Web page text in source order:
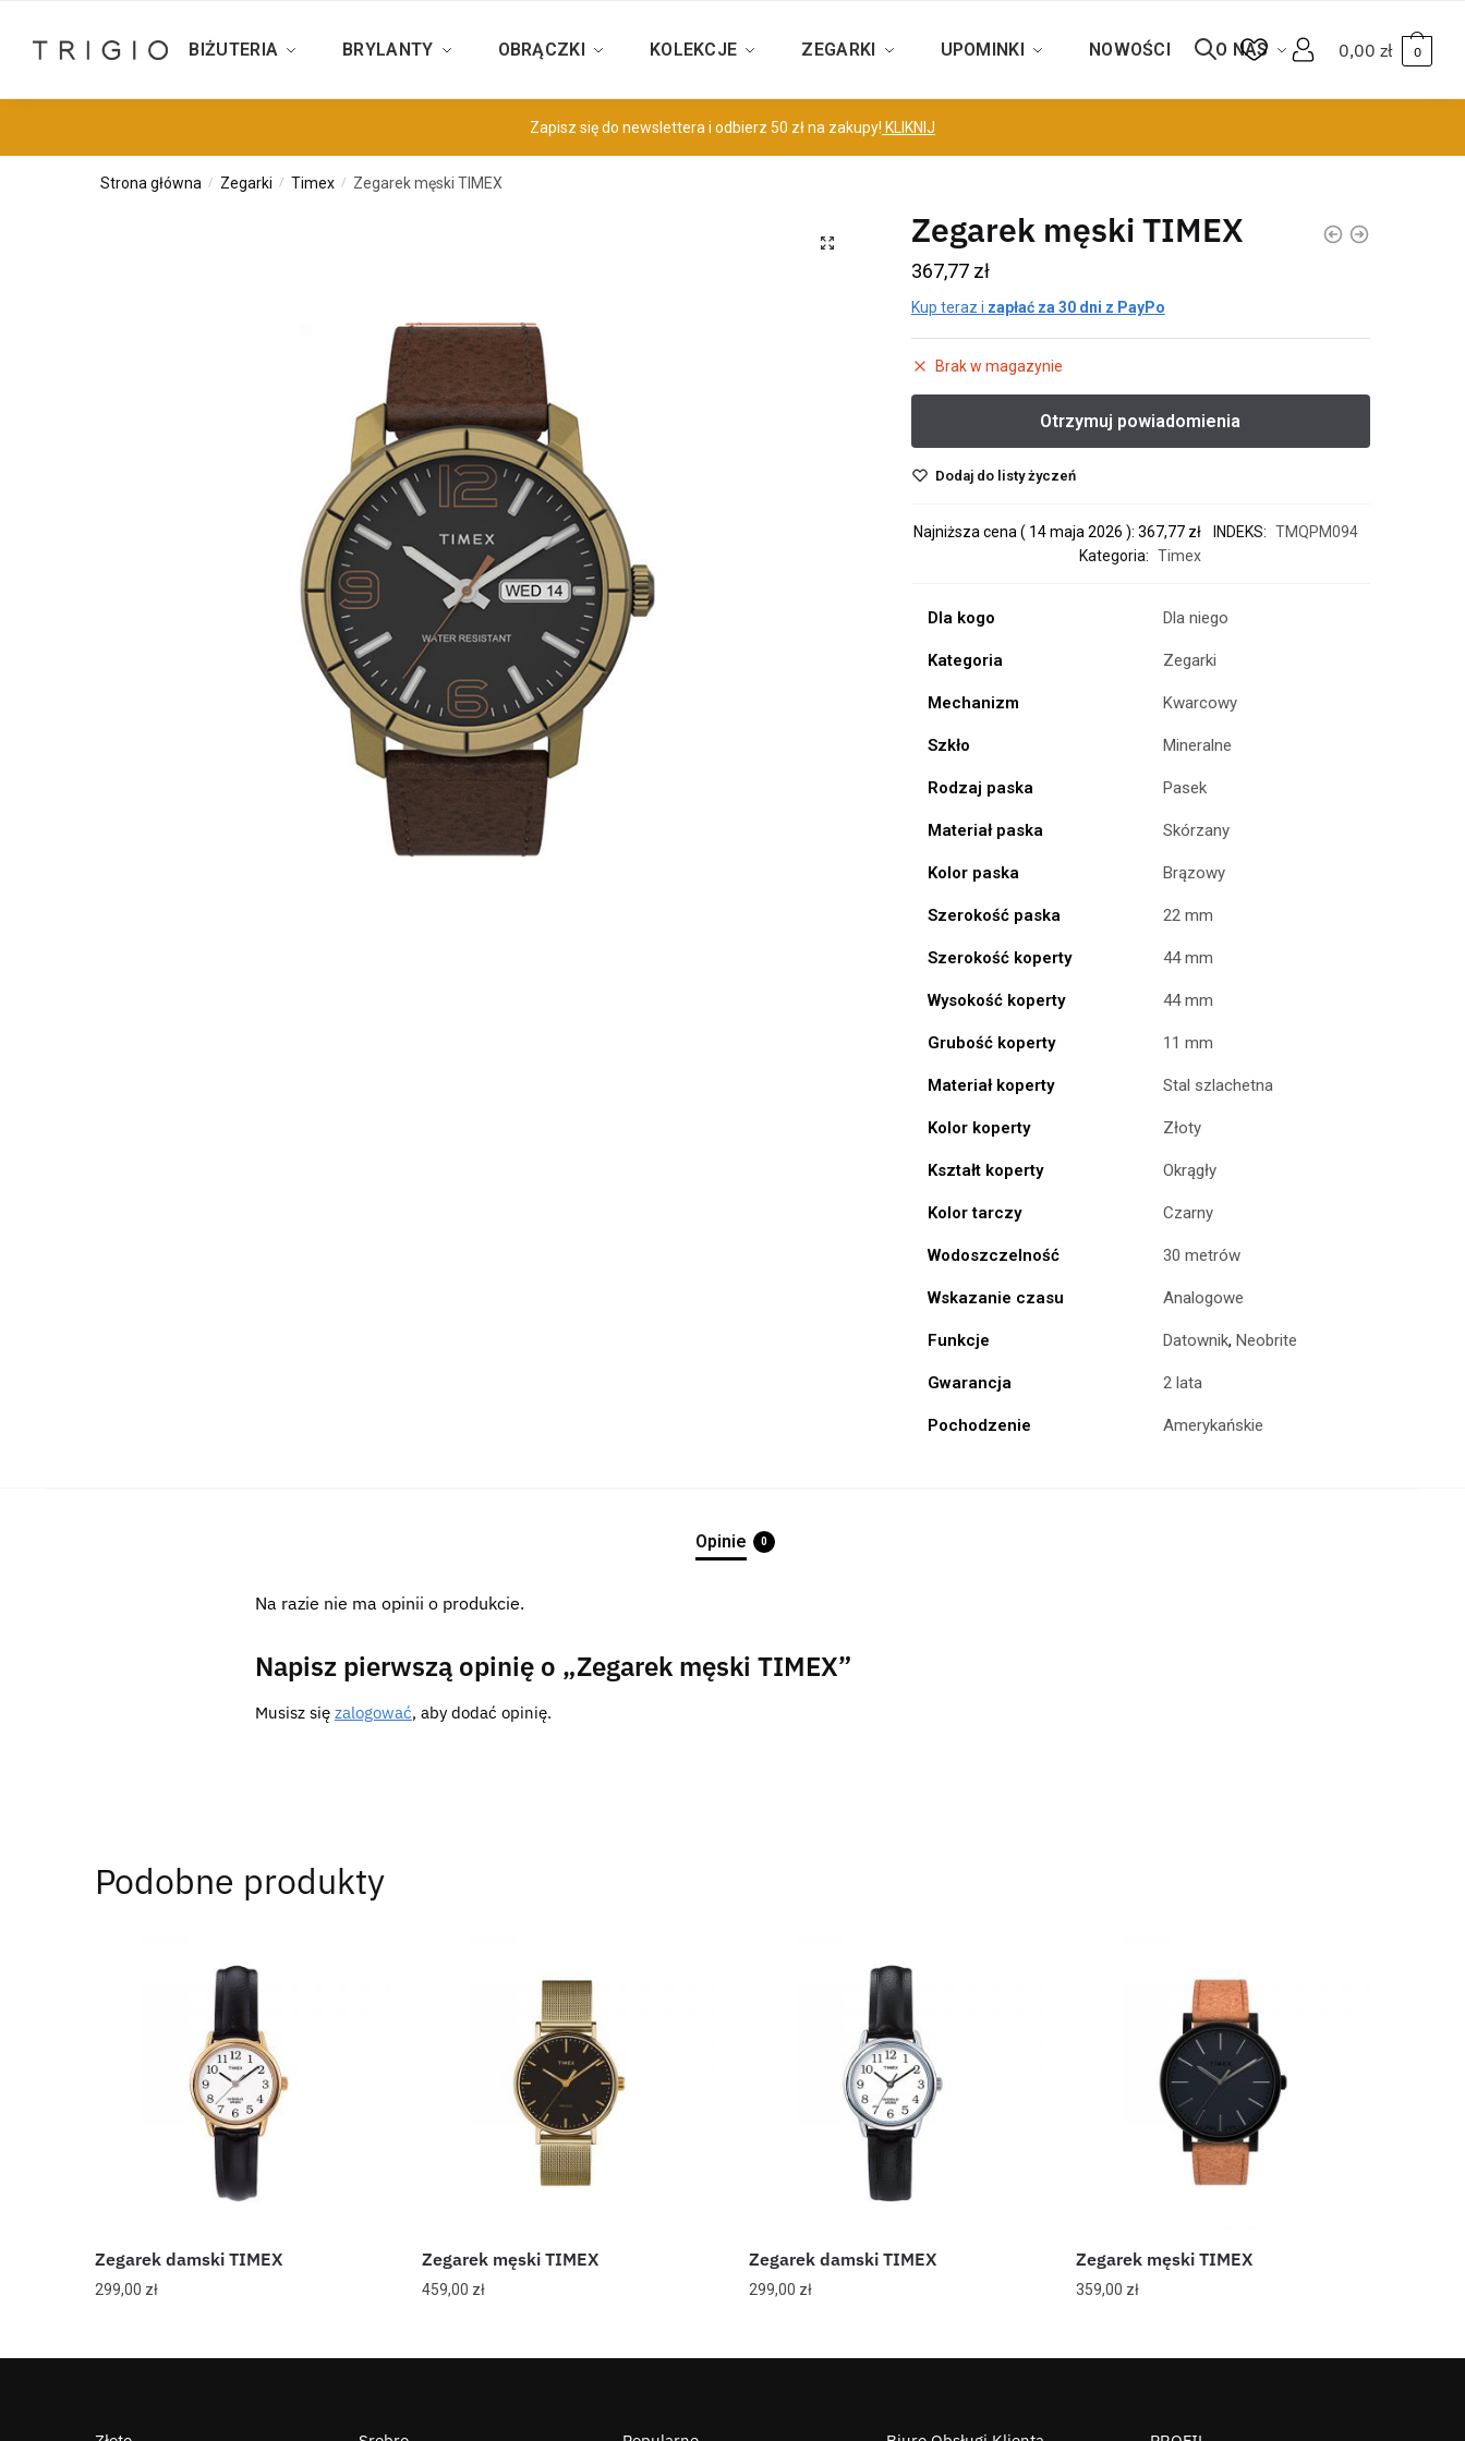
BIŻUTERIA BRYLANTY OBRĄCZKI KOLEKCJE ZEGARKI UPOMINKI NOWOŚCI O NAS 0,00 zł 0
Zapisz się do newslettera i odbierz 50 zł na zakupy! KLIKNIJ
Strona główna / Zegarki / Timex / Zegarek męski TIMEX
Zegarek męski TIMEX
367,77 zł
Kup teraz i zapłać za 30 dni z PayPo
Brak w magazynie
Dodaj do listy życzeń
Najniższa cena ( 14 maja 2026 ):367,77 zł INDEKS: TMQPM094
Kategoria: Timex
Dla kogo Dla niego
Kategoria Zegarki
Mechanizm Kwarcowy
Szkło Mineralne
Rodzaj paska Pasek
Materiał paska Skórzany
Kolor paska Brązowy
Szerokość paska 22 mm
Szerokość koperty 44 mm
Wysokość koperty 44 mm
Grubość koperty 11 mm
Materiał koperty Stal szlachetna
Kolor koperty Złoty
Kształt koperty Okrągły
Kolor tarczy Czarny
Wodoszczelność 30 metrów
Wskazanie czasu Analogowe
Funkcje Datownik, Neobrite
Gwarancja 2 lata
Pochodzenie Amerykańskie
Opinie 0
Na razie nie ma opinii o produkcie.
Napisz pierwszą opinię o „Zegarek męski TIMEX”
Musisz się zalogować, aby dodać opinię.
Podobne produkty
Zegarek damski TIMEX
299,00 zł
Zegarek męski TIMEX
459,00 zł
Zegarek damski TIMEX
299,00 zł
Zegarek męski TIMEX
359,00 zł